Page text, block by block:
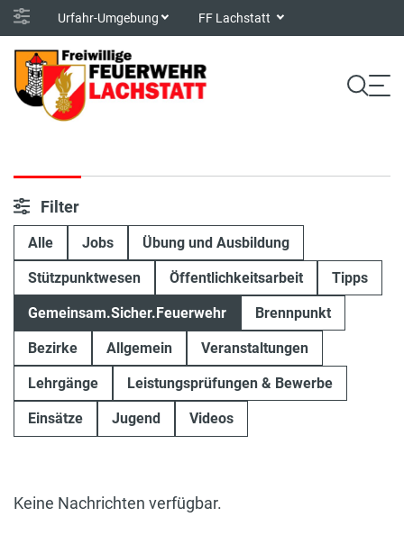
Urfahr-Umgebung FF Lachstatt
Filter
Alle Jobs Übung und Ausbildung
Stützpunktwesen Öffentlichkeitsarbeit Tipps
Gemeinsam.Sicher.Feuerwehr Brennpunkt
Bezirke Allgemein Veranstaltungen
Lehrgänge Leistungsprüfungen & Bewerbe
Einsätze Jugend Videos
Keine Nachrichten verfügbar.